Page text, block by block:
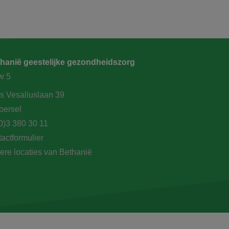
geestelijke gezondheidszorg
5
Vesaliuslaan 39
380 30 11
locaties van Bethanië